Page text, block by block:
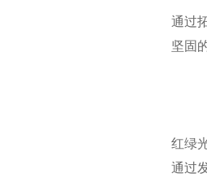
通过
坚固
红绿
通过